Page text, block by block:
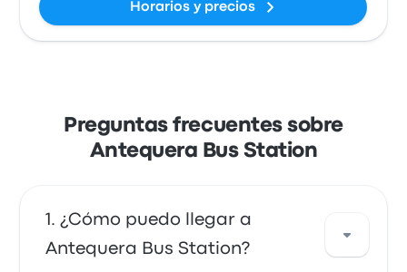
Horarios y precios
Preguntas frecuentes sobre
Antequera Bus Station
¿Cómo puedo llegar a
Antequera Bus Station?